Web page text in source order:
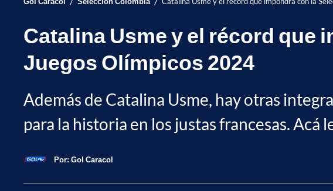
Catalina Usme y el récord que
Juegos Olímpicos 2024
Además de Catalina Usme, hay otras
para la historia en los justas francesas. Acá
Por: Gol Caracol